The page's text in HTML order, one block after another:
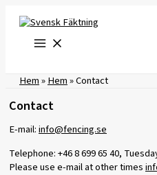
content
Hem»Hem»Contact
Contact
E-mail:info@fencing.se
Telephone: +46 8 699 65 40,
Please use e-mail at other times